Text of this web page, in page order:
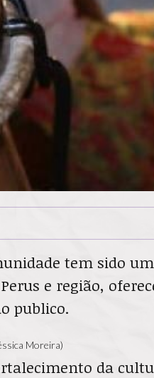
tem sido
e região,
publico.
Moreira)
da